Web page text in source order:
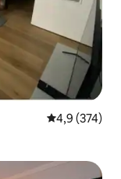
5 üzerinden
4,9 (374)